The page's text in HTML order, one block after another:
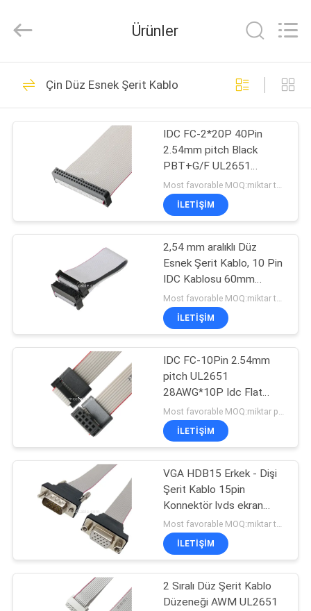
EVDE
ÜRÜN
VIDEOLAR
HAKKIMIZDA
FABRIKA
KALITE
KONTROLÜ
BIZIMLE
HABERLER
DAVALAR
BIR
İNDIRIM
Technology
Rights
mikro koaksiyel
kablo
303
LVDS EDP Kablosu
77
LVDS Kablo
Komplesi
MIPI Kablosu
7
Ürünler
Çin Düz Esnek Şerit Kablo
IDC FC-2*20P 40Pin
2.54mm pitch Black
PBT+G/F UL2651
28AWG Idc Flat Ribbon
Kablo 1.27mm Pitch
OEM/ODM
Most favorable MOQ:miktar tartışılabilir
İLETIŞIM
2,54 mm aralıklı Düz ​​
Esnek Şerit Kablo, 10 Pin
IDC Kablosu 60mm
Uzunluk
İLETIŞIM
IDC FC-10Pin 2.54mm
pitch UL2651
28AWG*10P Idc Flat
Ribbon Kablo 1.27mm
Pitch 10 Pin Elektronik
OEM/ODM için
İLETIŞIM
VGA HDB15 Erkek - Dişi
Şerit Kablo 15pin
Konnektör lvds ekran
konnektörü
Most favorable MOQ:miktar tartışılabilir
İLETIŞIM
2 Sıralı Düz ​​Şerit Kablo
Düzeneği AWM UL2651